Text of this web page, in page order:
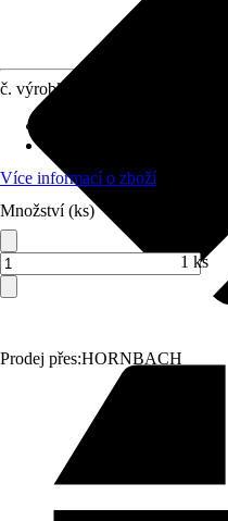
Prodej přes:HORNBACH
č. výrobku
Více informací o zboží
Množství (ks)
1 ks